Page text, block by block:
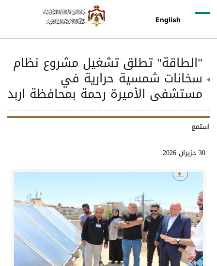
English
"الطاقة" تطلق تشغيل مشروع نظام
سخانات شمسية حرارية في
مستشفى الأميرة رحمة بمحافظة اربد
استمع
30 حزيران 2026